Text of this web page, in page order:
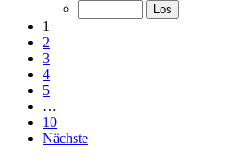
1
2
3
4
5
…
10
Nächste